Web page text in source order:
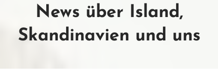
News über Island,
Skandinavien und uns